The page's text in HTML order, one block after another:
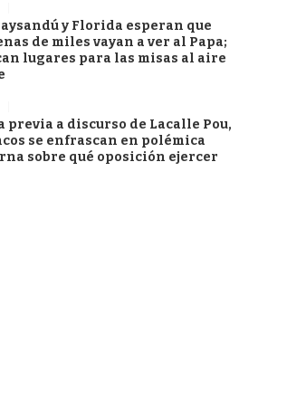
y Florida esperan que
de miles vayan a ver al Papa;
lugares para las misas al aire
previa a discurso de Lacalle Pou,
se enfrascan en polémica
sobre qué oposición ejercer